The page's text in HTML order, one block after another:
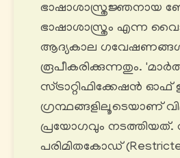
ഭാഷാശാസ്ത്രജ്ഞനായ
ഭാഷാശാസ്ത്രം എന്ന
ആദ്യകാല ഗവേഷണങ്ങൾ
രൂപീകരിക്കുന്നതും.
സ്ട്രാറ്റിഫിക്കേഷൻ ഓഫ്
ഗ്രന്ഥങ്ങളിലൂടെയാണ്
പ്രയോഗവും നടത്തിയത്‌.
പരിമിതകോഡ്